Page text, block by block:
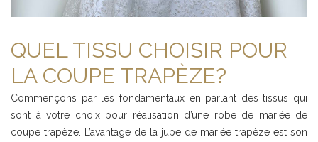
QUEL TISSU CHOISIR POUR
LA COUPE TRAPÈZE?
Commençons par les fondamentaux en parlant des tissus qui
sont à votre choix pour réalisation d’une robe de mariée de
coupe trapèze. L’avantage de la jupe de mariée trapèze est son